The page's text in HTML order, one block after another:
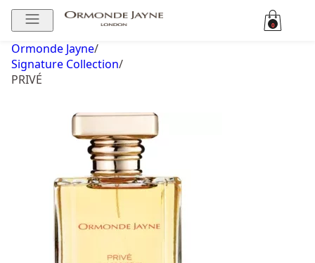
0
Ormonde Jayne/
Signature Collection/
PRIVÉ